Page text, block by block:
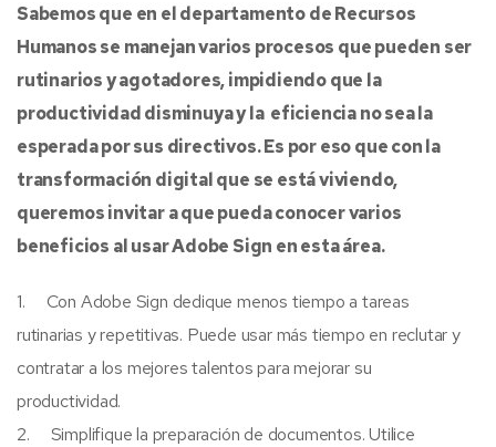
Sabemos que en el departamento de Recursos
Humanos se manejan varios procesos que pueden ser
rutinarios y agotadores, impidiendo que la
productividad disminuya y la eficiencia no sea la
esperada por sus directivos. Es por eso que con la
transformación digital que se está viviendo,
queremos invitar a que pueda conocer varios
beneficios al usar Adobe Sign en esta área.
1. Con Adobe Sign dedique menos tiempo a tareas
rutinarias y repetitivas. Puede usar más tiempo en reclutar y
contratar a los mejores talentos para mejorar su
productividad.
2. Simplifique la preparación de documentos. Utilice